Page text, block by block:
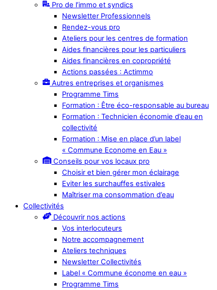
Pro de l’immo et syndics
Newsletter Professionnels
Rendez-vous pro
Ateliers pour les centres de formation
Aides financières pour les particuliers
Aides financières en copropriété
Actions passées : Actimmo
Autres entreprises et organismes
Programme Tims
Formation : Être éco-responsable au bureau
Formation : Technicien économie d’eau en
collectivité
Formation : Mise en place d’un label
« Commune Econome en Eau »
Conseils pour vos locaux pro
Choisir et bien gérer mon éclairage
Eviter les surchauffes estivales
Maîtriser ma consommation d’eau
Collectivités
Découvrir nos actions
Vos interlocuteurs
Notre accompagnement
Ateliers techniques
Newsletter Collectivités
Label « Commune économe en eau »
Programme Tims